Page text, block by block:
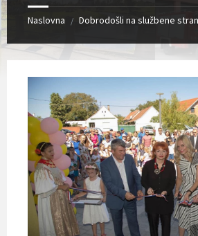
Naslovna / Dobrodošli na službene